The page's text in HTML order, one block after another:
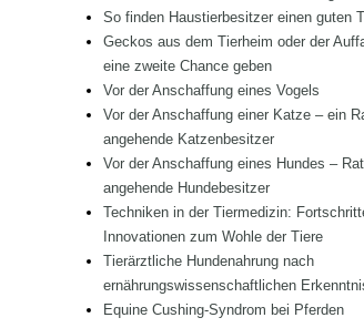
So finden Haustierbesitzer einen guten
Geckos aus dem Tierheim oder der
eine zweite Chance geben
Vor der Anschaffung eines Vogels
Vor der Anschaffung einer Katze – ein
angehende Katzenbesitzer
Vor der Anschaffung eines Hundes –
angehende Hundebesitzer
Techniken in der Tiermedizin:
Innovationen zum Wohle der Tiere
Tierärztliche Hundenahrung nach
ernährungswissenschaftlichen
Equine Cushing-Syndrom bei Pferden